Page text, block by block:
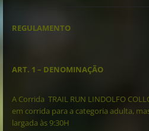
REGULAMENTO
ART. 1 – DENOMINAÇÃO
A Corrida TRAIL RUN LINDOLFO
em corrida para a categoria adulta,
largada às 9:30H